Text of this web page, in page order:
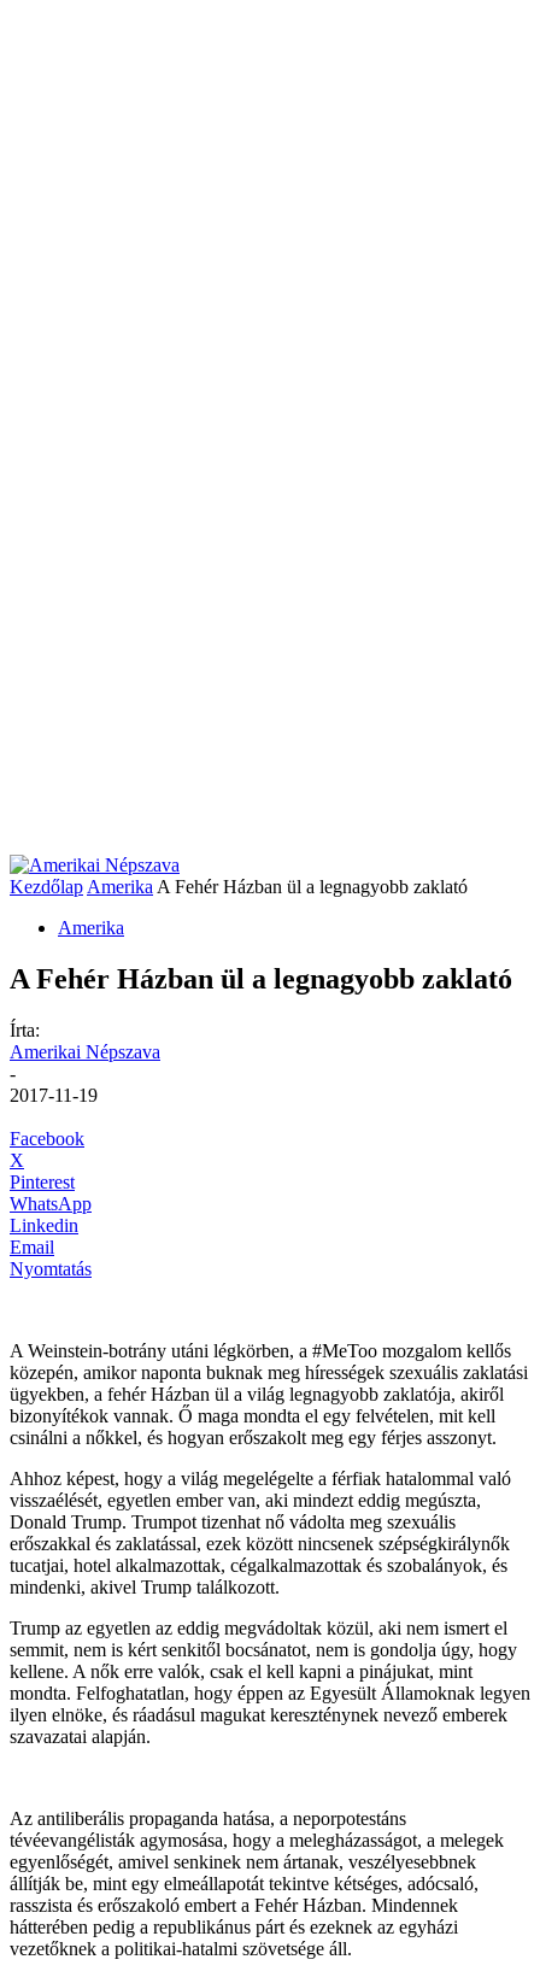
Kezdőlap Amerika A Fehér Házban ül a legnagyobb zaklató
Amerika
A Fehér Házban ül a legnagyobb zaklató
Írta:
Amerikai Népszava
-
2017-11-19
Facebook
X
Pinterest
WhatsApp
Linkedin
Email
Nyomtatás
A Weinstein-botrány utáni légkörben, a #MeToo mozgalom kellős
közepén, amikor naponta buknak meg hírességek szexuális zaklatási
ügyekben, a fehér Házban ül a világ legnagyobb zaklatója, akiről
bizonyítékok vannak. Ő maga mondta el egy felvételen, mit kell
csinálni a nőkkel, és hogyan erőszakolt meg egy férjes asszonyt.
Ahhoz képest, hogy a világ megelégelte a férfiak hatalommal való
visszaélését, egyetlen ember van, aki mindezt eddig megúszta,
Donald Trump. Trumpot tizenhat nő vádolta meg szexuális
erőszakkal és zaklatással, ezek között nincsenek szépségkirálynők
tucatjai, hotel alkalmazottak, cégalkalmazottak és szobalányok, és
mindenki, akivel Trump találkozott.
Trump az egyetlen az eddig megvádoltak közül, aki nem ismert el
semmit, nem is kért senkitől bocsánatot, nem is gondolja úgy, hogy
kellene. A nők erre valók, csak el kell kapni a pinájukat, mint
mondta. Felfoghatatlan, hogy éppen az Egyesült Államoknak legyen
ilyen elnöke, és ráadásul magukat kereszténynek nevező emberek
szavazatai alapján.
Az antiliberális propaganda hatása, a neporpotestáns
tévéevangélisták agymosása, hogy a melegházasságot, a melegek
egyenlőségét, amivel senkinek nem ártanak, veszélyesebbnek
állítják be, mint egy elmeállapotát tekintve kétséges, adócsaló,
rasszista és erőszakoló embert a Fehér Házban. Mindennek
hátterében pedig a republikánus párt és ezeknek az egyházi
vezetőknek a politikai-hatalmi szövetsége áll.